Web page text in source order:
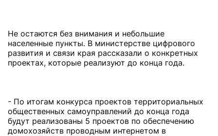
Не остаются без внимания и небольшие
населенные пункты. В министерстве цифрового
развития и связи края рассказали о конкретных
проектах, которые реализуют до конца года.
- По итогам конкурса проектов территориальных
общественных самоуправлений до конца года
будут реализованы 5 проектов по обеспечению
домохозяйств проводным интернетом в